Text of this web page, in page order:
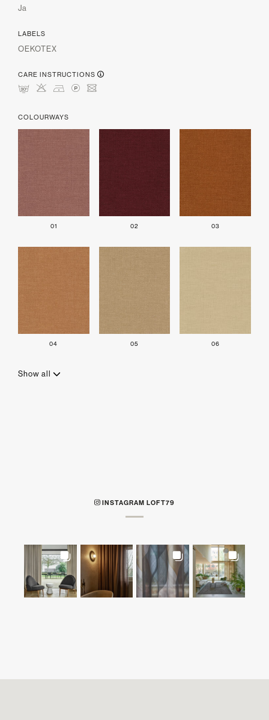
Ja
LABELS
OEKOTEX
CARE INSTRUCTIONS
mHDLU
COLOURWAYS
01 02 03
04 05 06
Show all
INSTAGRAM LOFT79